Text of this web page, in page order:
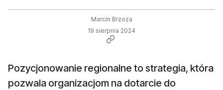
Marcin Brzoza
19 sierpnia 2024
Pozycjonowanie regionalne to strategia, która
pozwala organizacjom na dotarcie do